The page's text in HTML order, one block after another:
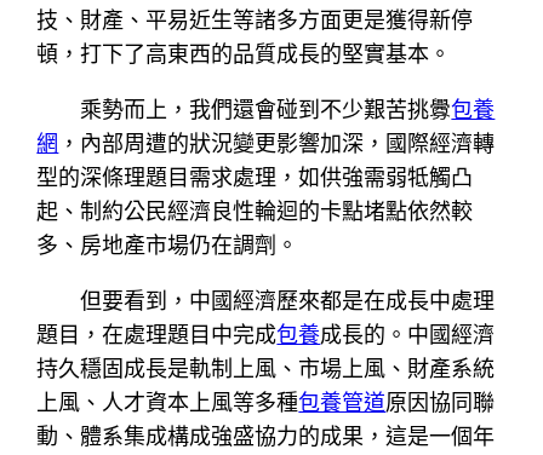
技、財產、平易近生等諸多方面更是獲得新停
頓，打下了高東西的品質成長的堅實基本。
乘勢而上，我們還會碰到不少艱苦挑釁包養
網 ，內部周遭的狀況變更影響加深，國際經濟轉
型的深條理題目需求處理，如供強需弱牴觸凸
起、制約公民經濟良性輪迴的卡點堵點依然較
多、房地產市場仍在調劑。
但要看到，中國經濟歷來都是在成長中處理
題目，在處理題目中完成包養成長的。中國經濟
持久穩固成長是軌制上風、市場上風、財產系統
上風、人才資本上風等多種包養管道原因協同聯
動、體系集成構成強盛協力的成果，這是一個年